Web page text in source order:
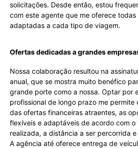
solicitações. Desde então, estou
com este agente que me oferece todas
adaptadas a cada tipo de viagem.
Ofertas dedicadas a grandes
Nossa colaboração resultou na
anual, que se mostra muito benéfico
grande porte como a nossa. Optar por
profissional de longo prazo me permite
das ofertas financeiras atraentes, as
flexíveis e adaptáveis de acordo com
realizada, a distância a ser percorrida
A agência até oferece entrega de